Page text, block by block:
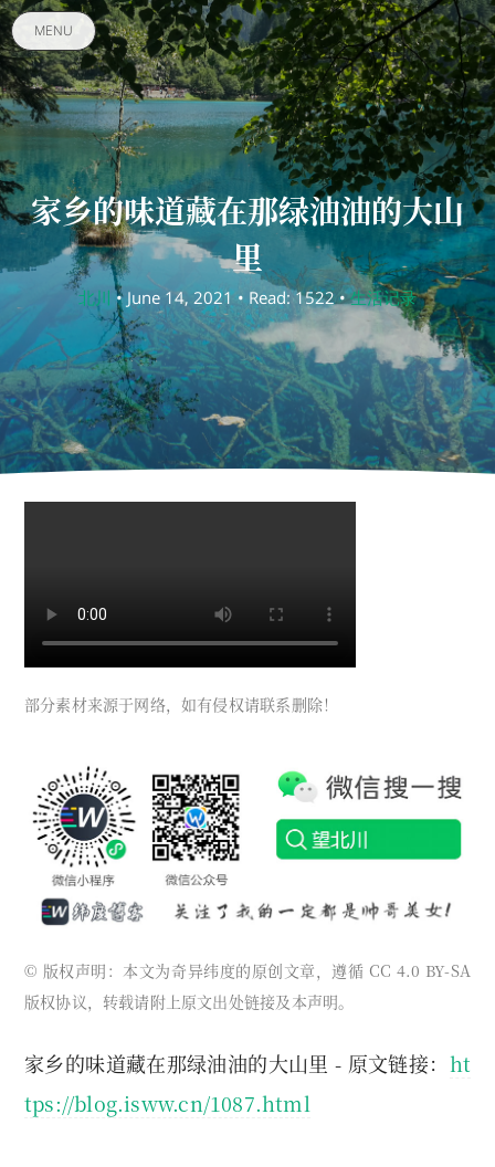
MENU
家乡的味道藏在那绿油油的大山
里
北川 • June 14, 2021 • Read: 1522 •生活记录
部分素材来源于网络，如有侵权请联系删除！
© 版权声明：本文为奇异纬度的原创文章，遵循 CC 4.0 BY-SA
版权协议，转载请附上原文出处链接及本声明。
家乡的味道藏在那绿油油的大山里 - 原文链接： ht
tps://blog.isww.cn/1087.html